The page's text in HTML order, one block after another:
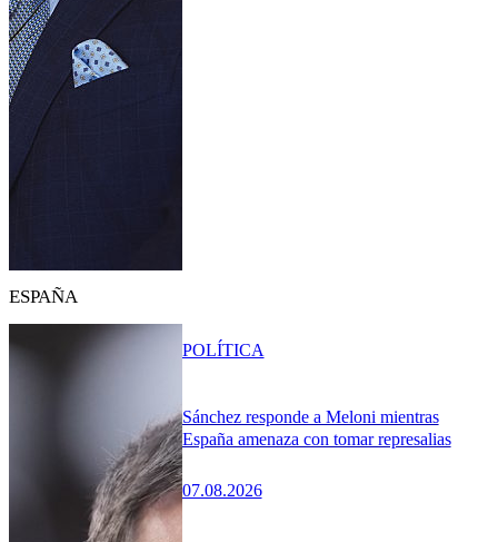
ESPAÑA
Sánchez responde a Meloni mientras
España amenaza con tomar represalias
07.08.2026
POLÍTICA